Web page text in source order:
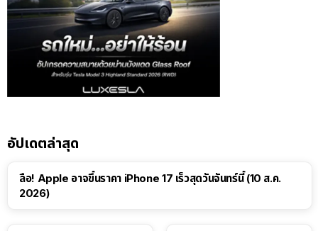
อัปเดตล่าสุด
ลือ! Apple อาจขึ้นราคา iPhone 17 เร็วสุดวันจันทร์นี้ (10 ส.ค.
2026)